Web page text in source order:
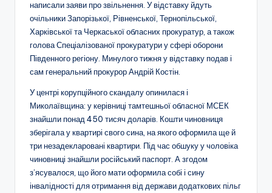
написали заяви про звільнення. У відставку йдуть
очільники Запорізької, Рівненської, Тернопільської,
Харківської та Черкаської обласних прокуратур, а також
голова Спеціалізованої прокуратури у сфері оборони
Південного регіону. Минулого тижня у відставкуподаві
сам генеральний прокурор Андрій Костін.
У центрі корупційного скандалуопиниласяі
Миколаївщина: у керівниці тамтешньої обласної МСЕК
знайшли понад 450 тисяч доларів. Кошти чиновниця
зберігала у квартирі свого сина, на якого оформила ще й
три незадекларовані квартири. Під час обшуку у чоловіка
чиновниці знайшли російський паспорт. А згодом
з’ясувалося, що його мати оформила собі і сину
інвалідності для отримання від держави додаткових пільг